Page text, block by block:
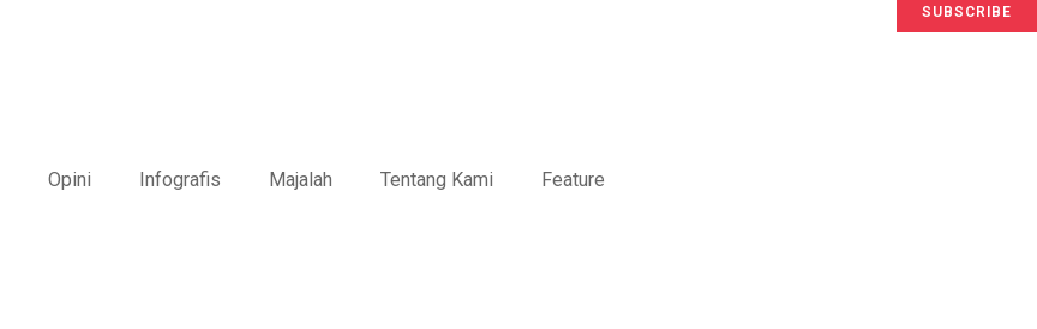
SUBSCRIBE
Opini Infografis Majalah Tentang Kami Feature